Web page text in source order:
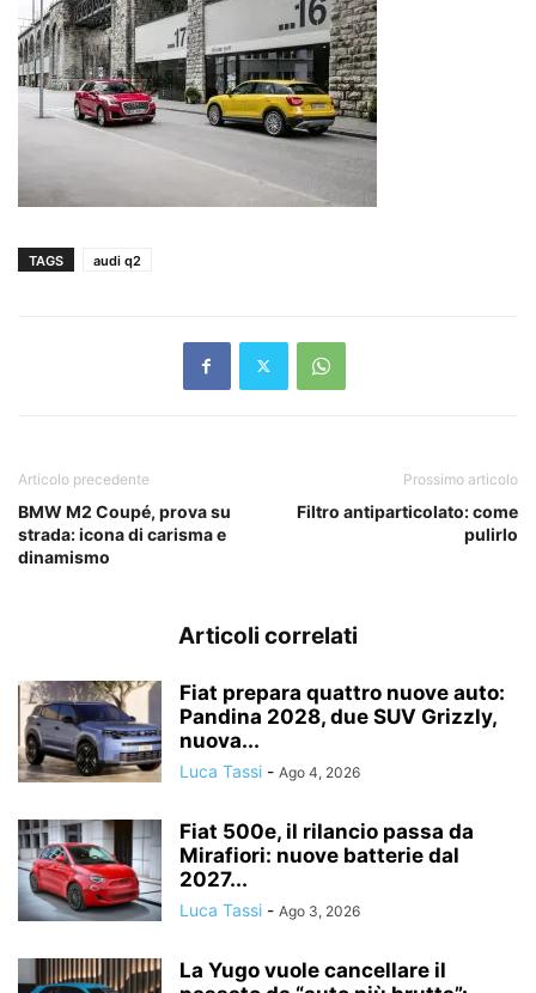
TAGS audi q2
Articolo precedente
BMW M2 Coupé, prova su
strada: icona di carisma e
dinamismo
Prossimo articolo
Filtro antiparticolato: come
pulirlo
Articoli correlati
Fiat prepara quattro nuove auto:
Pandina 2028, due SUV Grizzly,
nuova...
Luca Tassi - Ago 4, 2026
Fiat 500e, il rilancio passa da
Mirafiori: nuove batterie dal
2027...
Luca Tassi - Ago 3, 2026
La Yugo vuole cancellare il